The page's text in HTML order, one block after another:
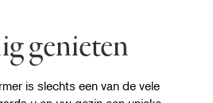
genieten
is slechts een van de vele